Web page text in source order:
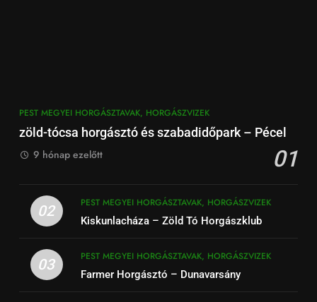
PEST MEGYEI HORGÁSZTAVAK, HORGÁSZVIZEK
zöld-tócsa horgásztó és szabadidőpark – Pécel
01
9 hónap ezelőtt
02
PEST MEGYEI HORGÁSZTAVAK, HORGÁSZVIZEK
Kiskunlacháza – Zöld Tó Horgászklub
03
PEST MEGYEI HORGÁSZTAVAK, HORGÁSZVIZEK
Farmer Horgásztó – Dunavarsány